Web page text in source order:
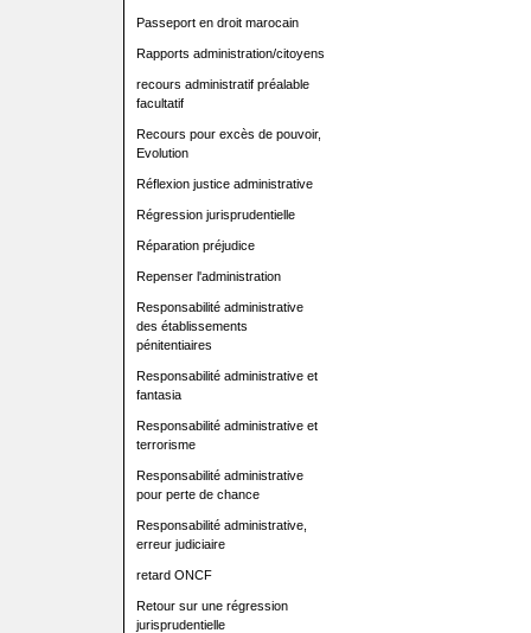
Passeport en droit marocain
Rapports administration/citoyens
recours administratif préalable
facultatif
Recours pour excès de pouvoir,
Evolution
Réflexion justice administrative
Régression jurisprudentielle
Réparation préjudice
Repenser l'administration
Responsabilité administrative
des établissements
pénitentiaires
Responsabilité administrative et
fantasia
Responsabilité administrative et
terrorisme
Responsabilité administrative
pour perte de chance
Responsabilité administrative,
erreur judiciaire
retard ONCF
Retour sur une régression
jurisprudentielle